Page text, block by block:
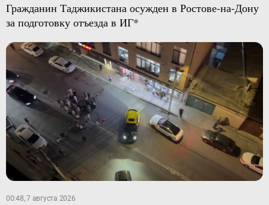
Гражданин Таджикистана осужден в Ростове-на-Дону
за подготовку отъезда в ИГ*
00:48, 7 августа 2026